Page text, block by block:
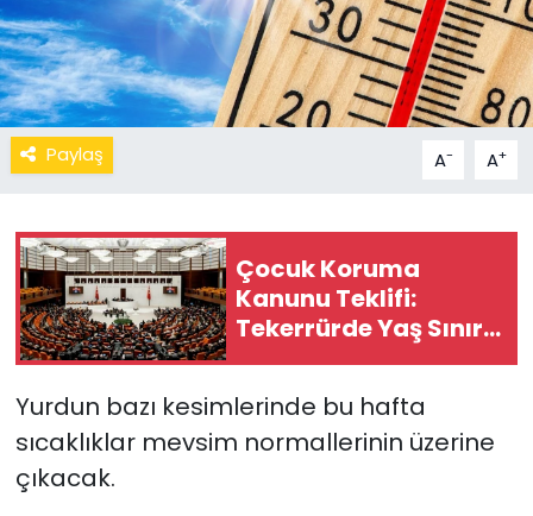
Paylaş A- A+
Çocuk Koruma
Kanunu Teklifi:
Tekerrürde Yaş Sınırı
18'den 15'e Düşürüldü
Yurdun bazı kesimlerinde bu hafta
sıcaklıklar mevsim normallerinin üzerine
çıkacak.